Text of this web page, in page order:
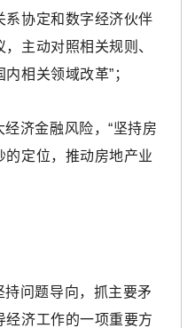
系协定和数字经济伙伴
主动对照相关规则、
相关领域改革”；
济金融风险，“坚持房
定位，推动房地产业
问题导向，抓主要矛
经济工作的一项重要方